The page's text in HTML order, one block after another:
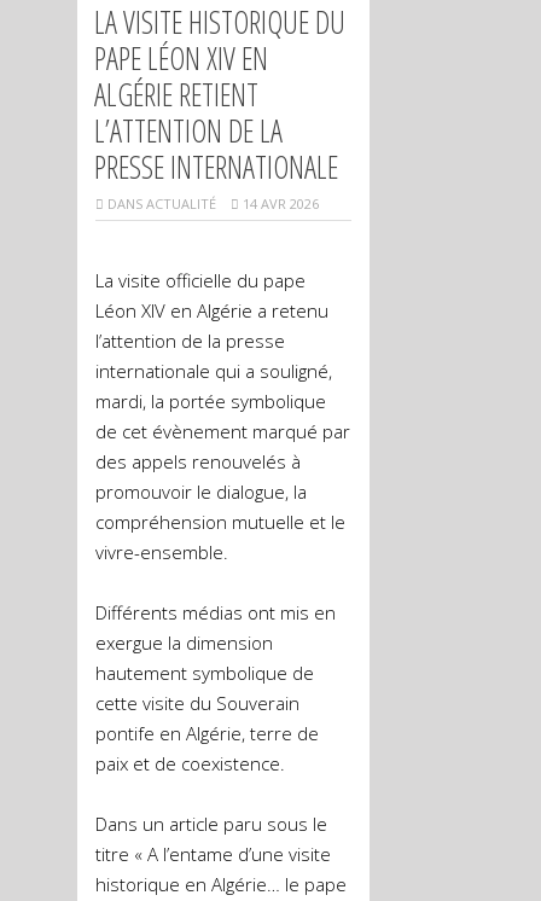
LA VISITE HISTORIQUE DU
PAPE LÉON XIV EN
ALGÉRIE RETIENT
L’ATTENTION DE LA
PRESSE INTERNATIONALE
DANS ACTUALITÉ 14 AVR 2026
La visite officielle du pape
Léon XIV en Algérie a retenu
l’attention de la presse
internationale qui a souligné,
mardi, la portée symbolique
de cet évènement marqué par
des appels renouvelés à
promouvoir le dialogue, la
compréhension mutuelle et le
vivre-ensemble.
Différents médias ont mis en
exergue la dimension
hautement symbolique de
cette visite du Souverain
pontife en Algérie, terre de
paix et de coexistence.
Dans un article paru sous le
titre « A l’entame d’une visite
historique en Algérie… le pape